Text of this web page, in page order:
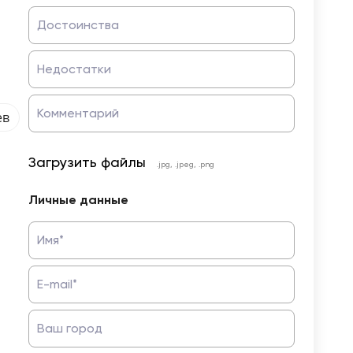
Достоинства
Недостатки
Комментарий
Загрузить файлы .jpg, .jpeg, .png
Личные данные
Имя*
E-mail*
Ваш город